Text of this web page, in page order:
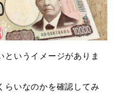
というイメージがありま
らいなのかを確認してみ